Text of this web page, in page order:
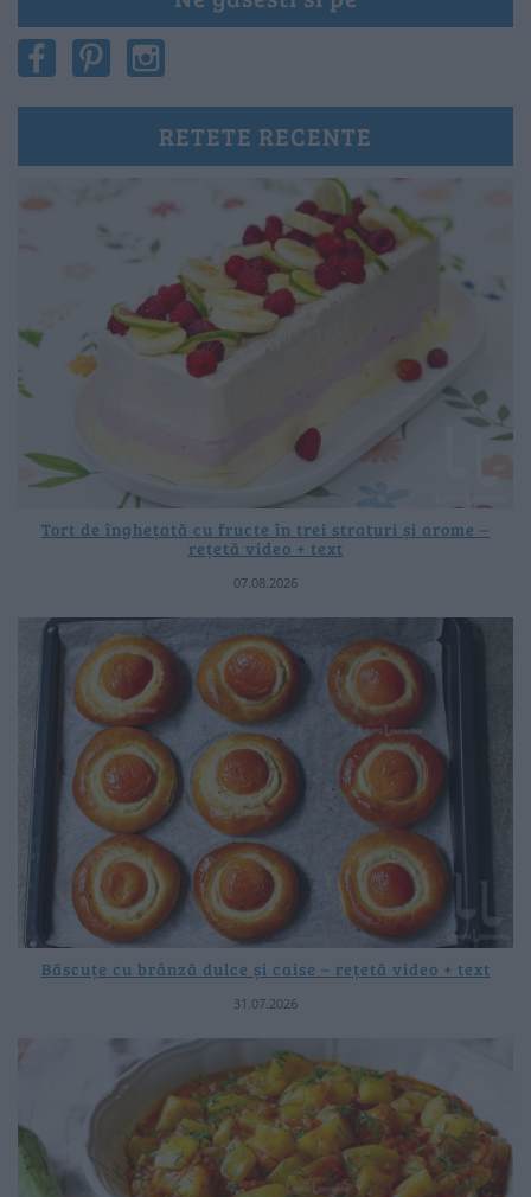
RETETE RECENTE
Tort de înghețată cu fructe în trei straturi și arome –
rețetă video + text
07.08.2026
Băscuțe cu brânză dulce și caise – rețetă video + text
31.07.2026